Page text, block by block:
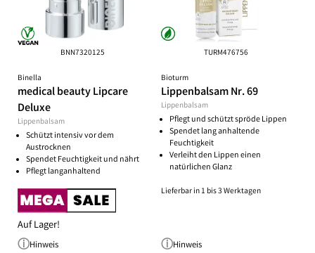
BNN7320125
Binella
medical beauty Lipcare
Deluxe
Lippenbalsam
Schützt intensiv vor dem
Austrocknen
Spendet Feuchtigkeit und nährt
Pflegt langanhaltend
Auf Lager!
Hinweis
TURM476756
Bioturm
Lippenbalsam Nr. 69
Lippenbalsam
Pflegt und schützt spröde Lippen
Spendet lang anhaltende
Feuchtigkeit
Verleiht den Lippen einen
natürlichen Glanz
Lieferbar in 1 bis 3 Werktagen
Hinweis